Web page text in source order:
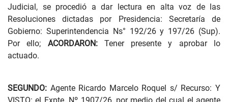
Judicial, se procedió a dar lectura en alta voz de las
Resoluciones dictadas por Presidencia: Secretaría de
Gobierno: Superintendencia Ns° 192/26 y 197/26 (Sup).
Por ello; ACORDARON:Tener presente y aprobar lo
actuado.
SEGUNDO: Agente Ricardo Marcelo Roquel s/ Recurso: Y